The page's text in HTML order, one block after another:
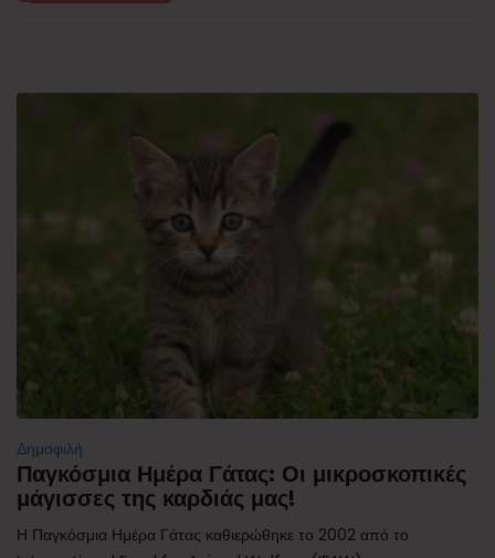
Δημοφιλή
Παγκόσμια Ημέρα Γάτας: Οι μικροσκοπικές
μάγισσες της καρδιάς μας!
Η Παγκόσμια Ημέρα Γάτας καθιερώθηκε το 2002 από το